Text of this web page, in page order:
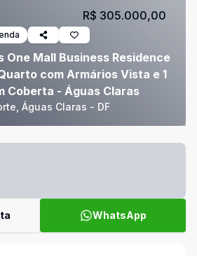
One Mall Business Residence
com Armários Vista e 1
Coberta - Águas Claras
Águas Claras - DF
R$ 305.000,00
WhatsApp